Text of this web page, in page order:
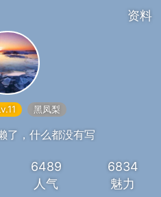
资料
充值
免费领
黑凤梨
了，什么都没有写
6489
人气
6834
魅力